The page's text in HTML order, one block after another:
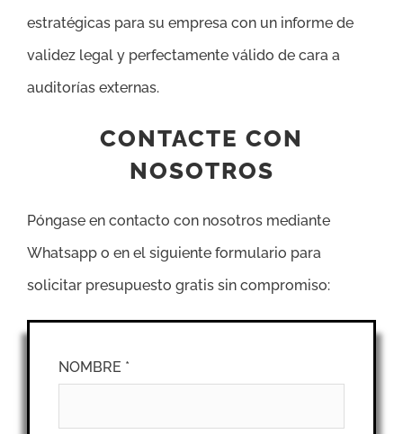
estratégicas para su empresa con un informe de
validez legal y perfectamente válido de cara a
auditorías externas.
CONTACTE CON
NOSOTROS
Póngase en contacto con nosotros mediante
Whatsapp o en el siguiente formulario para
solicitar presupuesto gratis sin compromiso:
NOMBRE *